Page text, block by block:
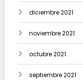
diciembre 2021
noviembre 2021
octubre 2021
septiembre 2021